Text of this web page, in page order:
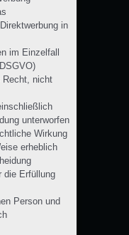
in
im Einzelfall
Recht, nicht
unterworfen
Wirkung
erheblich
die Erfüllung
Person und